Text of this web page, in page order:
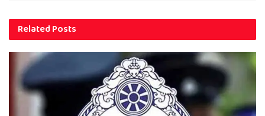
RelatedPosts